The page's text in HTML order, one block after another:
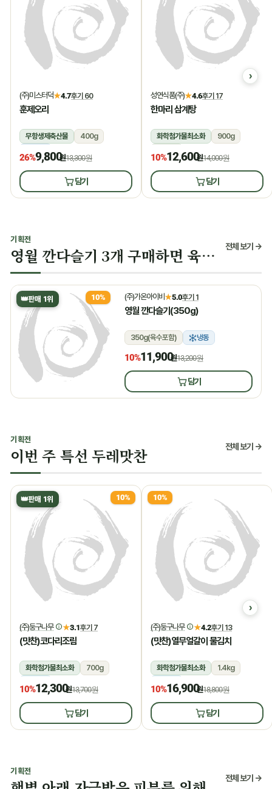
(주)미스터덕★4.7후기 60
훈제오리
무항생제축산물
400g
냉동
26%9,800원13,300원
담기
성연식품(주)★4.6후기 17
한마리 삼계탕
화학첨가물최소화
900g
상온
10%12,600원14,000원
담기
기획전
영월 깐다슬기 3개 구매하면 육수 증정 전체 보기 →
👑판매 1위 10% (주)가온아이비★5.0후기 1
영월 깐다슬기(350g)
350g(육수포함) 냉동
10%11,900원13,200원
담기
기획전
이번 주 특선 두레맛찬 전체 보기 →
👑판매 1위 10%
(주)둥구나무 ★3.1후기 7
(맛찬)코다리조림
화학첨가물최소화
700g
냉장
10%12,300원13,700원
담기
10%
(주)둥구나무 ★4.2후기 13
(맛찬)열무얼갈이 물김치
화학첨가물최소화
1.4kg
냉장
10%16,900원18,800원
담기
기획전
전체 보기 →